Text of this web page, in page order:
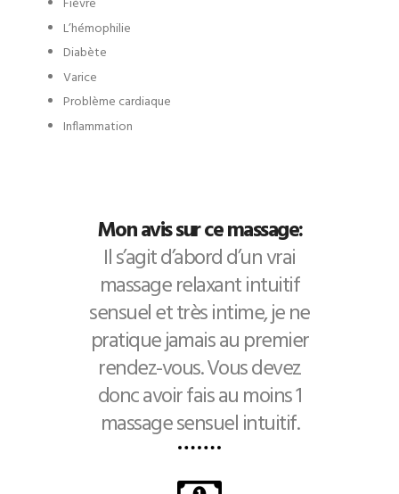
L’hémophilie
Diabète
Varice
Problème cardiaque
Inflammation
Mon avis sur ce massage:
Il s’agit d’abord d’un vrai
massage relaxant intuitif
sensuel et très intime, je ne
pratique jamais au premier
rendez-vous. Vous devez
donc avoir fais au moins 1
massage sensuel intuitif.